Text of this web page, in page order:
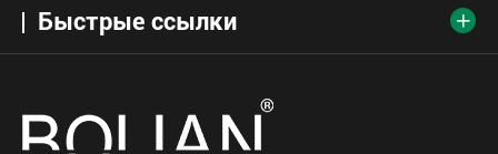
Быстрые ссылки 